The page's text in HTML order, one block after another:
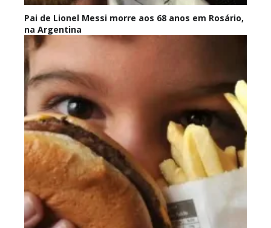
Pai de Lionel Messi morre aos 68 anos em Rosário,
na Argentina